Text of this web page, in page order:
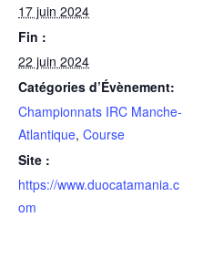
17 juin 2024
Fin :
22 juin 2024
Catégories d’Évènement:
Championnats IRC Manche-
Atlantique, Course
Site :
https://www.duocatamania.c
om